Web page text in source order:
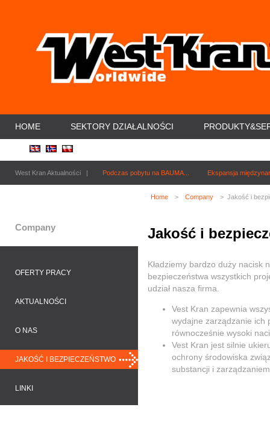
HOME SEKTORY DZIAŁALNOŚCI
West Kran Aktualności | Podczas pobytu na BAUMA... Ekspansja
Company
OFERTY PRACY
AKTUALNOŚCI
O NAS
JAKOŚĆ I BEZPIECZEŃSTWO
LINKI
Home > Company > Jakość i
Jakość i
Kładziemy bardzo duży nacisk
bezpieczeństwa wszystkich
udział nasza firma.
Vest Kran zapewnia
wydajne zarządzanie ich
równocześnie wysoki
Vest Kran jest silnie
ochrony środowiska
substancji i